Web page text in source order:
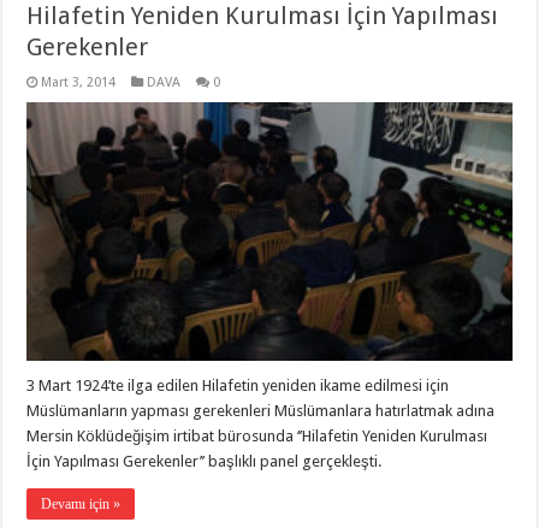
Hilafetin Yeniden Kurulması İçin Yapılması
Gerekenler
Mart 3, 2014 DAVA 0
3 Mart 1924’te ilga edilen Hilafetin yeniden ikame edilmesi için
Müslümanların yapması gerekenleri Müslümanlara hatırlatmak adına
Mersin Köklüdeğişim irtibat bürosunda ‘’Hilafetin Yeniden Kurulması
İçin Yapılması Gerekenler’’ başlıklı panel gerçekleşti.
Devamı için »